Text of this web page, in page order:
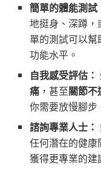
簡單的體能測試
地挺身、深蹲
單的測試可以
功能水平。
自我感受評估：
痛 ，甚至關節不
你需要放慢腳步
諮詢專業人士：
任何潛在的健康
獲得更專業的建